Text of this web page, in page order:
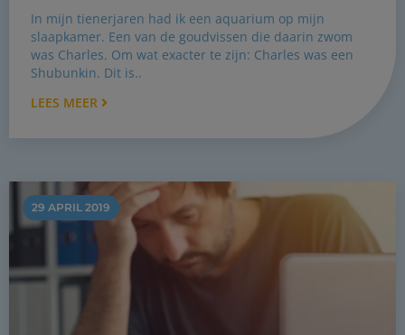
In mijn tienerjaren had ik een aquarium op mijn
slaapkamer. Een van de goudvissen die daarin zwom
was Charles. Om wat exacter te zijn: Charles was een
Shubunkin. Dit is..
LEES MEER
29 APRIL 2019